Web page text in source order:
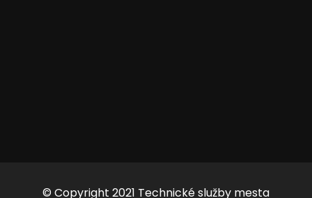
© Copyright 2021 Technické služby mesta